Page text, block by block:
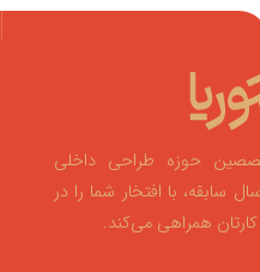
حوزه طراحی داخلی
دکوراسیون و صنعت چاپ با ۱۷ سال سابقه، با افتخار شما را در
همراهی می‌کند.